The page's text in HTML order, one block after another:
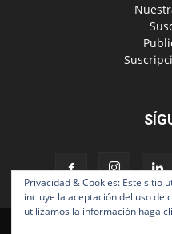
Privacidad & Cookies: Este sitio
incluye la aceptación del uso de
utilizamos la información haga